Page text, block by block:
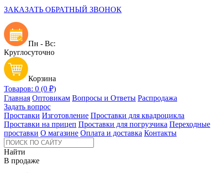
ЗАКАЗАТЬ ОБРАТНЫЙ ЗВОНОК
Пн - Вс:
Круглосуточно
Корзина
Товаров: 0 (0 ₽)
Главная Оптовикам Вопросы и Ответы Распродажа
Задать вопрос
Проставки Изготовление Проставки для квадроцикла
Проставки на прицеп Проставки для погрузчика Переходные
проставки О магазине Оплата и доставка Контакты
Найти
В продаже